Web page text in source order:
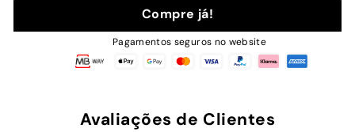
Compre já!
Pagamentos seguros no website
Avaliações de Clientes